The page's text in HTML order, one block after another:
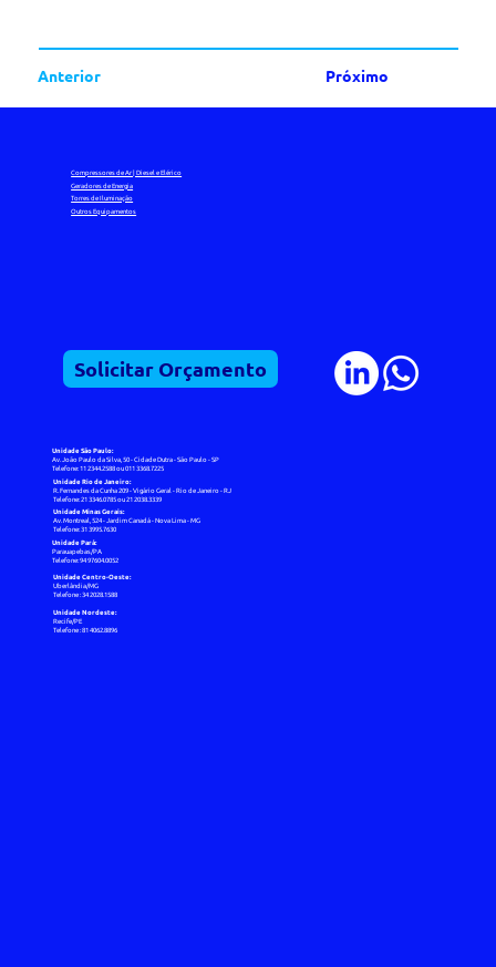
Anterior Próximo
Compressores de Ar | Diesel e Elérico
Geradores de Energia
Torres de Iluminação
Outros Equipamentos
Solicitar Orçamento
Unidade São Paulo:
Av. João Paulo da Silva, 50 - Cidade Dutra - São Paulo - SP
Telefone: 11 2344.2588 ou 011 3368.7225
Unidade Rio de Janeiro:
R. Fernandes da Cunha 209 - Vigário Geral - Rio de Janeiro - RJ
Telefone: 21 3346.0785 ou 21 2038.3339
Unidade Minas Gerais:
Av. Montreal, 524 - Jardim Canadá - Nova Lima - MG
Telefone: 31 3995.7630
Unidade Pará:
Parauapebas/PA
Telefone: 94 97604.0052
Unidade Centro-Oeste:
Uberlândia/MG
Telefone : 34 2028.1588
Unidade Nordeste:
Recife/PE
Telefone : 81 4062.8896